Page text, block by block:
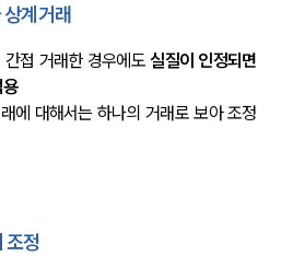
계거래
간접 거래한 경우에도 실질이 인정되면
에 대해서는 하나의 거래로 보아 조정
조정